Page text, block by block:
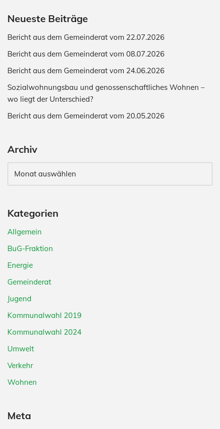
Neueste Beiträge
Bericht aus dem Gemeinderat vom 22.07.2026
Bericht aus dem Gemeinderat vom 08.07.2026
Bericht aus dem Gemeinderat vom 24.06.2026
Sozialwohnungsbau und genossenschaftliches Wohnen –
wo liegt der Unterschied?
Bericht aus dem Gemeinderat vom 20.05.2026
Archiv
Kategorien
Allgemein
BuG-Fraktion
Energie
Gemeinderat
Jugend
Kommunalwahl 2019
Kommunalwahl 2024
Umwelt
Verkehr
Wohnen
Meta